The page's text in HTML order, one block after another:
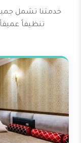
خدمتنا تشمل
تنظيفاً